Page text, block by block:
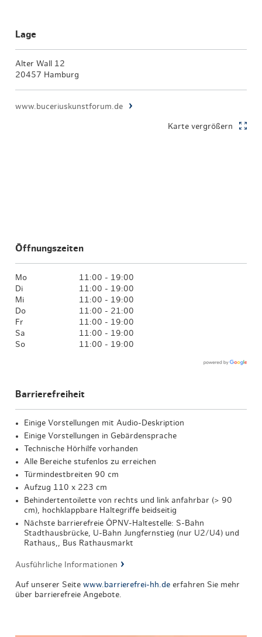
Lage
Alter Wall 12
20457 Hamburg
www.buceriuskunstforum.de
Karte vergrößern
Öffnungszeiten
Mo
11:00 - 19:00
Di
11:00 - 19:00
Mi
11:00 - 19:00
Do
11:00 - 21:00
Fr
11:00 - 19:00
Sa
11:00 - 19:00
So
11:00 - 19:00
Barrierefreiheit
Einige Vorstellungen mit Audio-Deskription
Einige Vorstellungen in Gebärdensprache
Technische Hörhilfe vorhanden
Alle Bereiche stufenlos zu erreichen
Türmindestbreiten 90 cm
Aufzug 110 x 223 cm
Behindertentoilette von rechts und link anfahrbar (> 90
cm), hochklappbare Haltegriffe beidseitig
Nächste barrierefreie ÖPNV-Haltestelle: S-Bahn
Stadthausbrücke, U-Bahn Jungfernstieg (nur U2/U4) und
Rathaus,, Bus Rathausmarkt
Ausführliche Informationen
Auf unserer Seitewww.barrierefrei-hh.de erfahren Sie mehr
über barrierefreie Angebote.